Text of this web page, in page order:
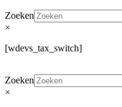
Zoeken
×
[wdevs_tax_switch]
Zoeken
×